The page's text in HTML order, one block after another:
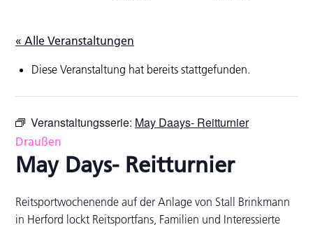
« Alle Veranstaltungen
Diese Veranstaltung hat bereits stattgefunden.
Veranstaltungsserie: May Daays- Reitturnier
Draußen
May Days- Reitturnier
Reitsportwochenende auf der Anlage von Stall Brinkmann
in Herford lockt Reitsportfans, Familien und Interessierte